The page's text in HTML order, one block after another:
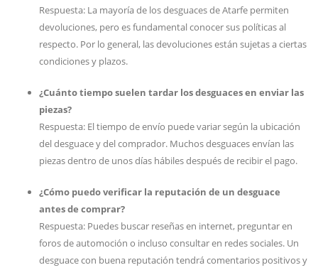
Respuesta: La mayoría de los desguaces de Atarfe permiten
devoluciones, pero es fundamental conocer sus políticas al
respecto. Por lo general, las devoluciones están sujetas a ciertas
condiciones y plazos.
¿Cuánto tiempo suelen tardar los desguaces en enviar las
piezas?
Respuesta: El tiempo de envío puede variar según la ubicación
del desguace y del comprador. Muchos desguaces envían las
piezas dentro de unos días hábiles después de recibir el pago.
¿Cómo puedo verificar la reputación de un desguace
antes de comprar?
Respuesta: Puedes buscar reseñas en internet, preguntar en
foros de automoción o incluso consultar en redes sociales. Un
desguace con buena reputación tendrá comentarios positivos y